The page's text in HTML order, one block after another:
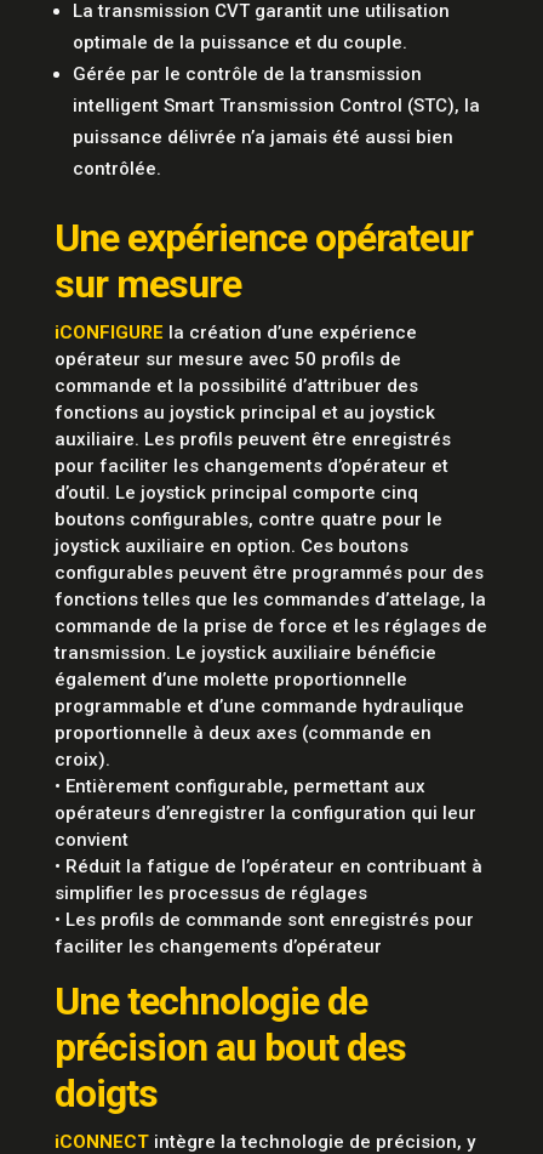
La transmission CVT garantit une utilisation
optimale de la puissance et du couple.
Gérée par le contrôle de la transmission
intelligent Smart Transmission Control (STC), la
puissance délivrée n’a jamais été aussi bien
contrôlée.
Une expérience opérateur
sur mesure
iCONFIGURE la création d’une expérience
opérateur sur mesure avec 50 profils de
commande et la possibilité d’attribuer des
fonctions au joystick principal et au joystick
auxiliaire. Les profils peuvent être enregistrés
pour faciliter les changements d’opérateur et
d’outil. Le joystick principal comporte cinq
boutons configurables, contre quatre pour le
joystick auxiliaire en option. Ces boutons
configurables peuvent être programmés pour des
fonctions telles que les commandes d’attelage, la
commande de la prise de force et les réglages de
transmission. Le joystick auxiliaire bénéficie
également d’une molette proportionnelle
programmable et d’une commande hydraulique
proportionnelle à deux axes (commande en
croix).
• Entièrement configurable, permettant aux
opérateurs d’enregistrer la configuration qui leur
convient
• Réduit la fatigue de l’opérateur en contribuant à
simplifier les processus de réglages
• Les profils de commande sont enregistrés pour
faciliter les changements d’opérateur
Une technologie de
précision au bout des
doigts
iCONNECTintègre la technologie de précision, y